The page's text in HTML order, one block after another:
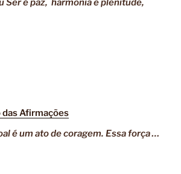
Ser é paz, harmonia e plenitude,
Afirmações
é um ato de coragem. Essa força …